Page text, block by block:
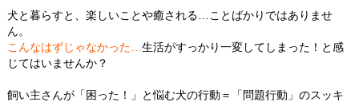
犬と暮らすと、楽しいことや癒される…ことばかりではありませ
ん。
こんなはずじゃなかった… 生活がすっかり一変してしまった！と感
じてはいませんか？
飼い主さんが「困った！」と悩む犬の行動＝「問題行動」のスッキ